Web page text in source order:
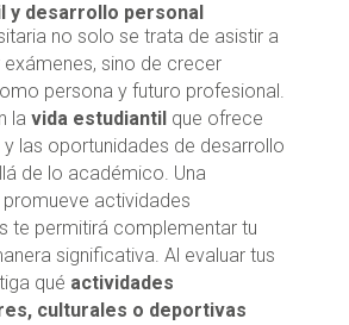
y desarrollo personal
no solo se trata de asistir a
sino de crecer
persona y futuro profesional.
la vida estudiantil que ofrece
las oportunidades de desarrollo
de lo académico. Una
promueve actividades
te permitirá complementar tu
significativa. Al evaluar tus
qué actividades
culturales o deportivas